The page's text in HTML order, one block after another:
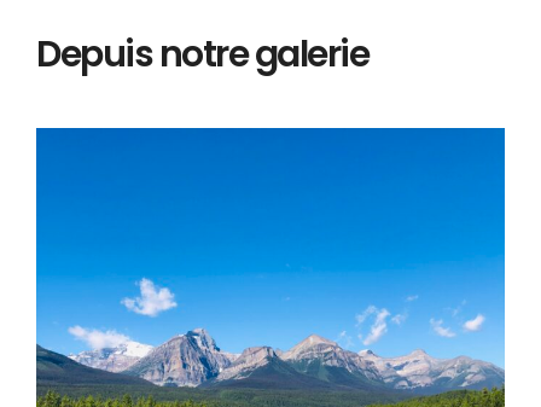
Depuis notre galerie